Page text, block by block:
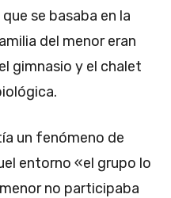
se basaba en la
del menor eran
gimnasio y el chalet
un fenómeno de
entorno «el grupo lo
no participaba